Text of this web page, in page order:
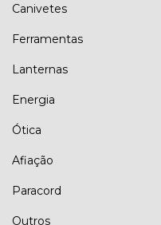
Canivetes
Ferramentas
Lanternas
Energia
Ótica
Afiação
Paracord
Outros